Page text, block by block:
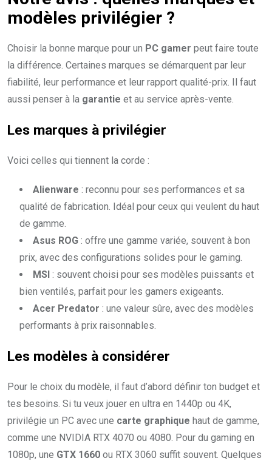
modèles privilégier ?
Choisir la bonne marque pour un PC gamer peut faire toute
la différence. Certaines marques se démarquent par leur
fiabilité, leur performance et leur rapport qualité-prix. Il faut
aussi penser à la garantie et au service après-vente.
Les marques à privilégier
Voici celles qui tiennent la corde :
Alienware : reconnu pour ses performances et sa
qualité de fabrication. Idéal pour ceux qui veulent du haut
de gamme.
Asus ROG : offre une gamme variée, souvent à bon
prix, avec des configurations solides pour le gaming.
MSI : souvent choisi pour ses modèles puissants et
bien ventilés, parfait pour les gamers exigeants.
Acer Predator : une valeur sûre, avec des modèles
performants à prix raisonnables.
Les modèles à considérer
Pour le choix du modèle, il faut d’abord définir ton budget et
tes besoins. Si tu veux jouer en ultra en 1440p ou 4K,
privilégie un PC avec une carte graphique haut de gamme,
comme une NVIDIA RTX 4070 ou 4080. Pour du gaming en
1080p, une GTX 1660 ou RTX 3060 suffit souvent. Quelques